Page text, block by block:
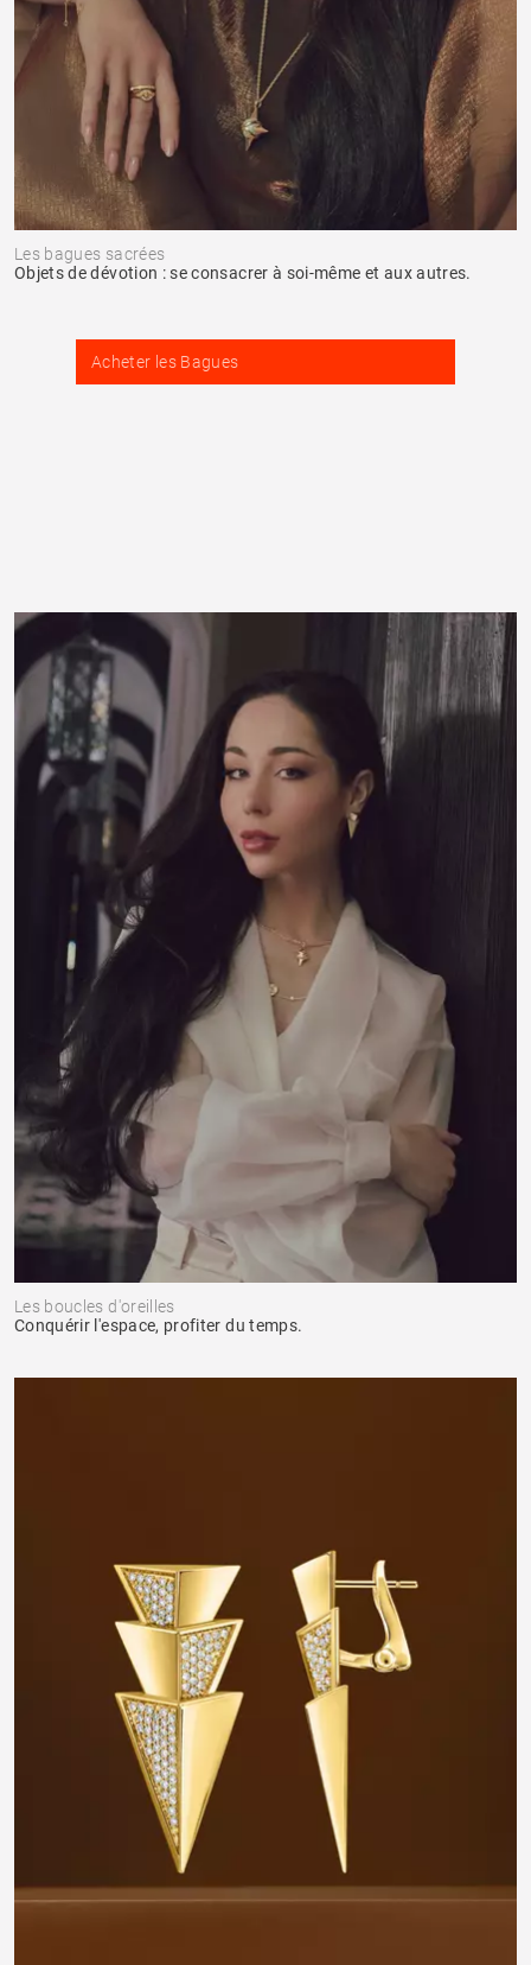
Les bagues sacrées
Objets de dévotion : se consacrer à soi-même et aux autres.
Acheter les Bagues
Les boucles d'oreilles
Conquérir l'espace, profiter du temps.